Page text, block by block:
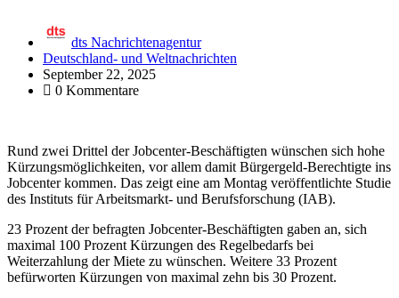
dts Nachrichtenagentur
Deutschland- und Weltnachrichten
September 22, 2025
0 Kommentare
Rund zwei Drittel der Jobcenter-Beschäftigten wünschen sich hohe
Kürzungsmöglichkeiten, vor allem damit Bürgergeld-Berechtigte ins
Jobcenter kommen. Das zeigt eine am Montag veröffentlichte Studie
des Instituts für Arbeitsmarkt- und Berufsforschung (IAB).
23 Prozent der befragten Jobcenter-Beschäftigten gaben an, sich
maximal 100 Prozent Kürzungen des Regelbedarfs bei
Weiterzahlung der Miete zu wünschen. Weitere 33 Prozent
befürworten Kürzungen von maximal zehn bis 30 Prozent.